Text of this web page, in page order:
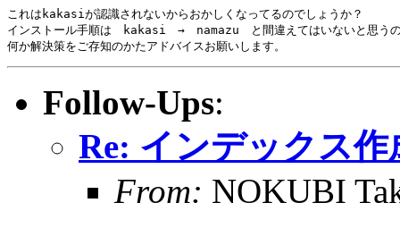
これはkakasiが認識されないからおかしくなってるのでしょうか？
インストール手順は　kakasi　→　namazu　と間違えてはいないと思う
何か解決策をご存知のかたアドバイスお願いします。
Follow-Ups:
Re: インデックス
From: NOKUBI